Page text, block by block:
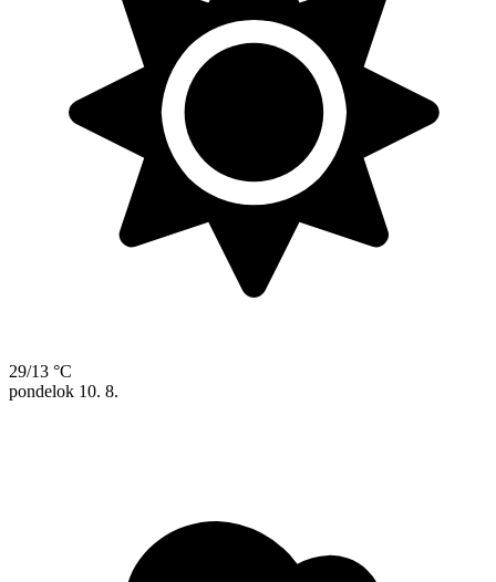
29/13 °C
pondelok 10. 8.